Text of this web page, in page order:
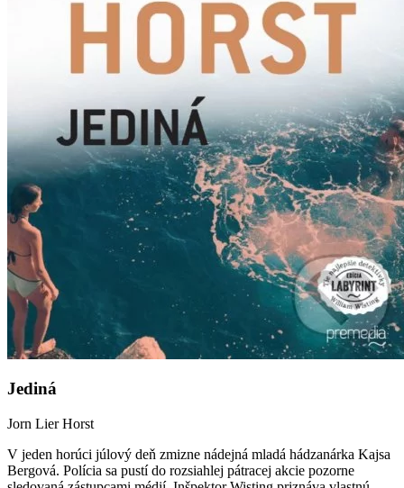
Jediná
Jorn Lier Horst
V jeden horúci júlový deň zmizne nádejná mladá hádzanárka Kajsa
Bergová. Polícia sa pustí do rozsiahlej pátracej akcie pozorne